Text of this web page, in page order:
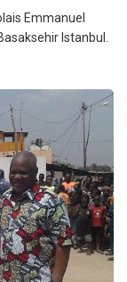
Emmanuel
Istanbul.